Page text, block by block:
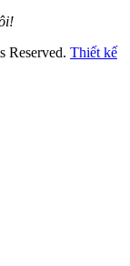
Reserved. Thiết kế